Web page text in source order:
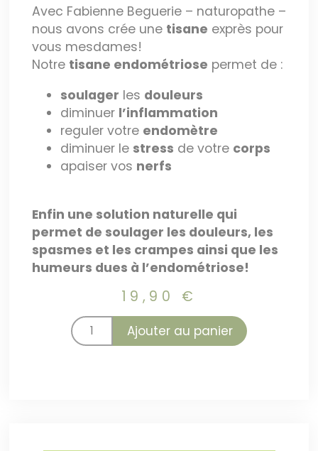
Avec Fabienne Beguerie – naturopathe –
nous avons crée une tisane exprès pour
vous mesdames!
Notre tisane endométriose permet de :
soulager les douleurs
diminuer l’inflammation
reguler votre endomètre
diminuer le stress de votre corps
apaiser vos nerfs
Enfin une solution naturelle qui
permet de soulager les douleurs, les
spasmes et les crampes ainsi que les
humeurs dues à l’endométriose!
19,90 €
Ajouter au panier